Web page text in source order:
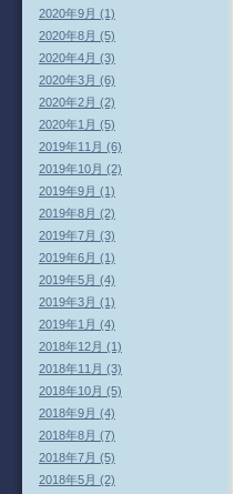
2020年9月 (1)
2020年8月 (5)
2020年4月 (3)
2020年3月 (6)
2020年2月 (2)
2020年1月 (5)
2019年11月 (6)
2019年10月 (2)
2019年9月 (1)
2019年8月 (2)
2019年7月 (3)
2019年6月 (1)
2019年5月 (4)
2019年3月 (1)
2019年1月 (4)
2018年12月 (1)
2018年11月 (3)
2018年10月 (5)
2018年9月 (4)
2018年8月 (7)
2018年7月 (5)
2018年5月 (2)